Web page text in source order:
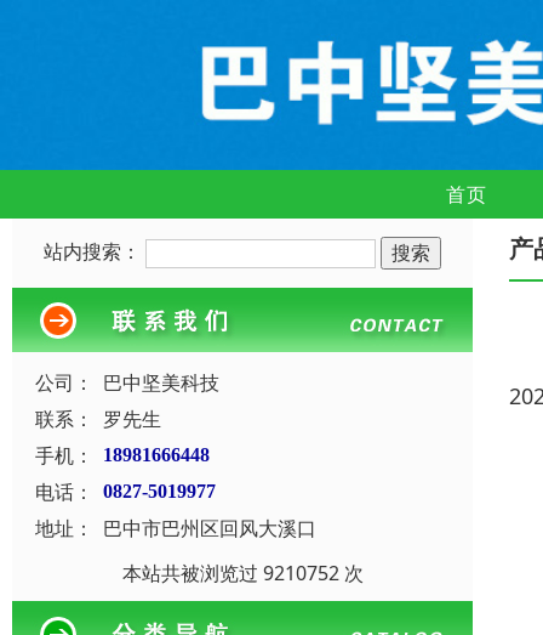
首页
站内搜索：
公司：
巴中坚美科技
联系：
罗先生
手机：
18981666448
电话： 0827-5019977
地址：
巴中市巴州区回风大溪口
本站共被浏览过 9210752 次
产